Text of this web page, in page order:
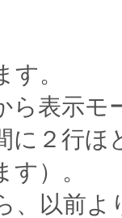
。
ら表示
に２行ほ
）。
、以前